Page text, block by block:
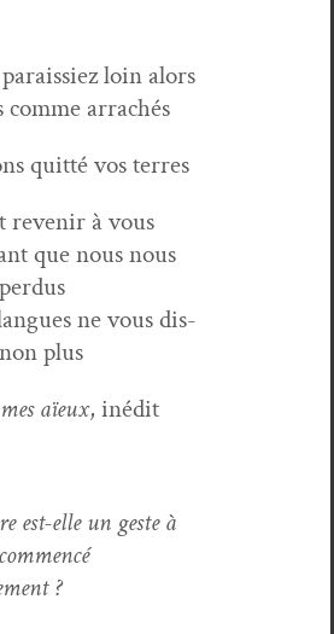
loin alors
comme arrachés
quit­té vos terres
revenir à vous
que nous nous
ne vous dis­
plus
aïeux, inédit
est-elle un geste à
?